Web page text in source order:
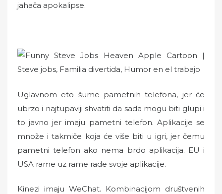
jahača apokalipse.
Uglavnom eto šume pametnih telefona, jer će
ubrzo i najtupaviji shvatiti da sada mogu biti glupi i
to javno jer imaju pametni telefon. Aplikacije se
množe i takmiče koja će više biti u igri, jer čemu
pametni telefon ako nema brdo aplikacija. EU i
USA rame uz rame rade svoje aplikacije.
Kinezi imaju WeChat. Kombinacijom društvenih